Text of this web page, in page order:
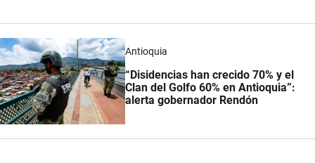
Antioquia
“Disidencias han crecido 70% y el
Clan del Golfo 60% en Antioquia”:
alerta gobernador Rendón